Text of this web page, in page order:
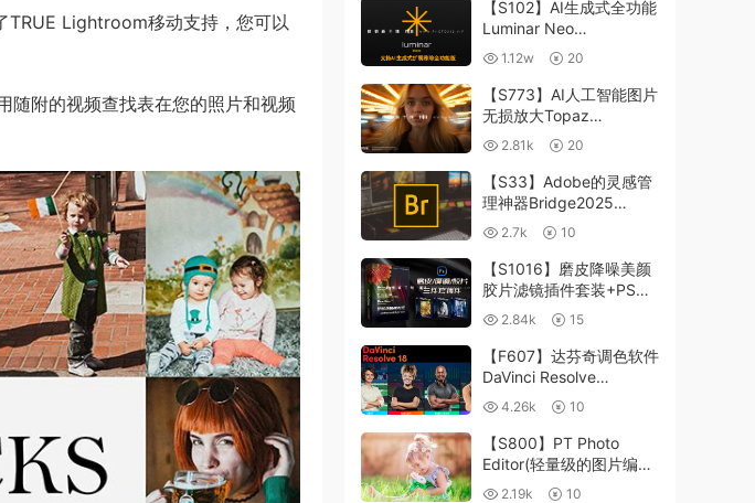
Lightroom移动支持，您可以
附的视频查找表在您的照片和视频
【S102】AI生成式全功能
Luminar Neo
1.24.4(x64)超强修图插件
中文版WIN+MAC含400
个预设
1.12w 20
【S773】AI人工智能图片
无损放大Topaz
Gigapixel AI 8.4.0.1b照
片模糊清晰 PS插件+独立
版 WIN/MAC
2.81k 20
【S33】Adobe的灵感管
理神器Bridge2025
15.0.3 WIN系统 右键可
进入ACR
2.7k 10
【S1016】磨皮降噪美颜
胶片滤镜插件套装+PS动
作 Imagenomic
Professional Plugin Suite
v2027 Win汉化中文版
2.84k 15
【F607】达芬奇调色软件
DaVinci Resolve
Studio18.6Win、Mac 中
文/英文
4.26k 10
【S800】PT Photo
Editor(轻量级的图片编辑
工具)5.10.3汉化版 WIN
2.19k 10